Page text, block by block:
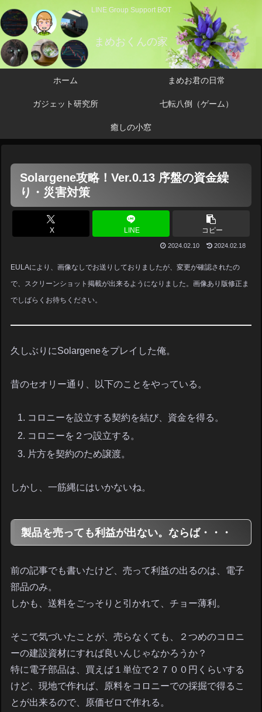
LINE Group Support BOT
まめおくんの家
ホーム まめお君の日常
ガジェット研究所 七転八倒（ゲーム）
癒しの小窓
Solargene攻略！Ver.0.13 序盤の資金繰
り・災害対策
X LINE コピー
2024.02.10 2024.02.18
EULAにより、画像なしでお送りしておりましたが、変更が確認されたの
で、スクリーンショット掲載が出来るようになりました。画像あり版修正ま
でしばらくお待ちください。
久しぶりにSolargeneをプレイした俺。
昔のセオリー通り、以下のことをやっている。
コロニーを設立する契約を結び、資金を得る。
コロニーを２つ設立する。
片方を契約のため譲渡。
しかし、一筋縄にはいかないね。
製品を売っても利益が出ない。ならば・・・
前の記事でも書いたけど、売って利益の出るのは、電子
部品のみ。
しかも、送料をごっそりと引かれて、チョー薄利。
そこで気づいたことが、売らなくても、２つめのコロニ
ーの建設資材にすれば良いんじゃなかろうか？
特に電子部品は、買えば１単位で２７００円くらいする
けど、現地で作れば、原料をコロニーでの採掘で得るこ
とが出来るので、原価ゼロで作れる。